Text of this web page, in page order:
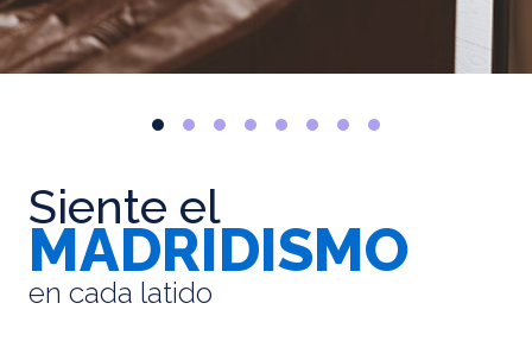
Siente el
MADRIDISMO
en cada latido